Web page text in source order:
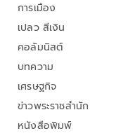
การเมือง
เปลว สีเงิน
คอลัมนิสต์
บทความ
เศรษฐกิจ
ข่าวพระราชสำนัก
หนังสือพิมพ์